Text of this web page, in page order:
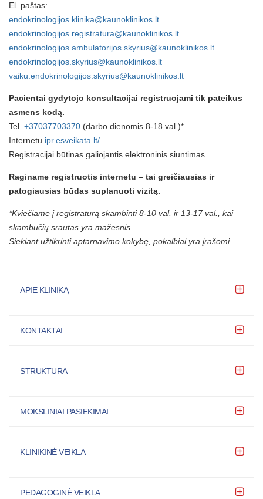
El. paštas:
endokrinologijos.klinika@kaunoklinikos.lt
endokrinologijos.registratura@kaunoklinikos.lt
endokrinologijos.ambulatorijos.skyrius@kaunoklinikos.lt
endokrinologijos.skyrius@kaunoklinikos.lt
vaiku.endokrinologijos.skyrius@kaunoklinikos.lt
Pacientai gydytojo konsultacijai registruojami tik pateikus
asmens kodą.
Tel. +37037703370 (darbo dienomis 8-18 val.)*
Internetu ipr.esveikata.lt/
Registracijai būtinas galiojantis elektroninis siuntimas.
Raginame registruotis internetu – tai greičiausias ir
patogiausias būdas suplanuoti vizitą.
*Kviečiame į registratūrą skambinti 8-10 val. ir 13-17 val., kai
skambučių srautas yra mažesnis.
Siekiant užtikrinti aptarnavimo kokybę, pokalbiai yra įrašomi.
APIE KLINIKĄ
KONTAKTAI
STRUKTŪRA
MOKSLINIAI PASIEKIMAI
KLINIKINĖ VEIKLA
PEDAGOGINĖ VEIKLA